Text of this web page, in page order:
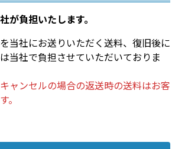
が負担いたします。
当社にお送りいただく送料、復旧後に
当社で負担させていただいておりま
ャンセルの場合の返送時の送料はお客
。